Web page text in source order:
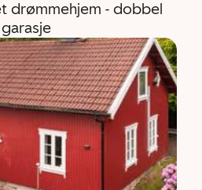
drømmehjem - dobbel
garasje